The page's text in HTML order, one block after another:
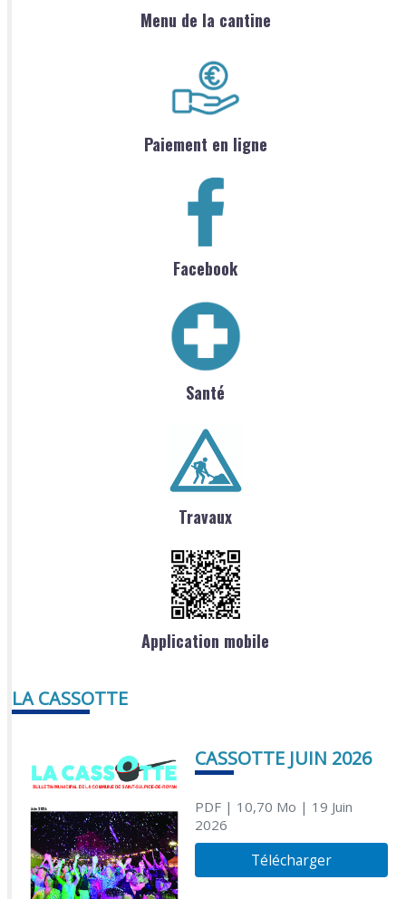
Menu de la cantine
Paiement en ligne
Facebook
Santé
Travaux
Application mobile
LA CASSOTTE
CASSOTTE JUIN 2026
PDF| 10,70 Mo | 19 Juin
2026
Télécharger